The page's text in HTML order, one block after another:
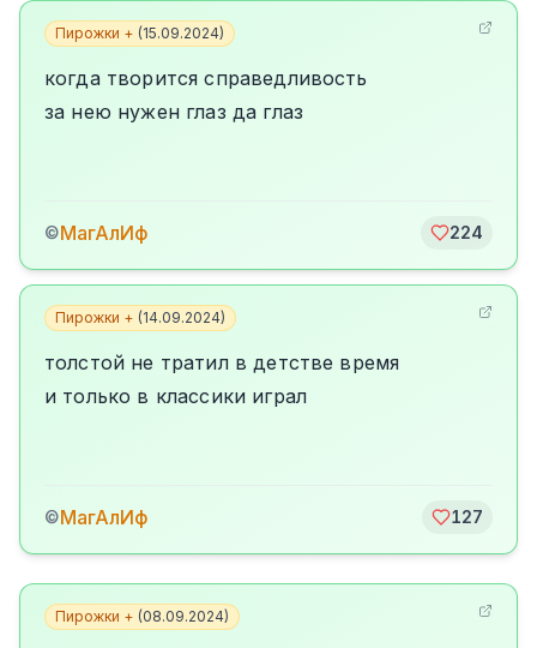
Пирожки + (15.09.2024)
когда творится справедливость
за нею нужен глаз да глаз
©МагАлИф 224
Пирожки + (14.09.2024)
толстой не тратил в детстве время
и только в классики играл
©МагАлИф 127
Пирожки + (08.09.2024)